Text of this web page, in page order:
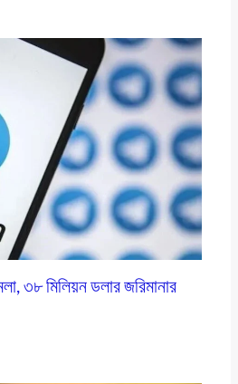
৩৮ মিলিয়ন ডলার জরিমানার